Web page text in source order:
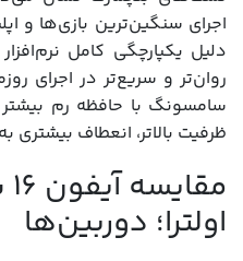
اجرای سنگین‌ترین بازی‌ها و
دلیل یکپارچگی کامل
روان‌تر و سریع‌تر در اجرای
سامسونگ با حافظه رم
ظرفیت بالاتر، انعطاف بیشتری
اولترا؛ دوربین‌ها